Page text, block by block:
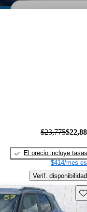
$23,775
El precio incluye tasas
$414/mes
Verif. disponibilidad